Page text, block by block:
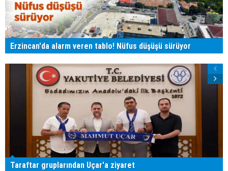
Erzincan'da alarm veren tablo! Nüfus düşüşü sürüyor
Taraftar gruplarından Uçar'a ziyaret